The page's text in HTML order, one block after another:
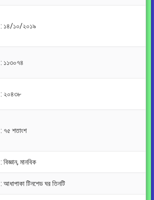
: ১৪/১০/২০১৯
: ১১৩০৭৪
: ২০৪৩৮
: ৭৫ শতাংশ
: বিজ্ঞান, মানবিক
: আধাপাকা টিনশেড ঘর তিনটি